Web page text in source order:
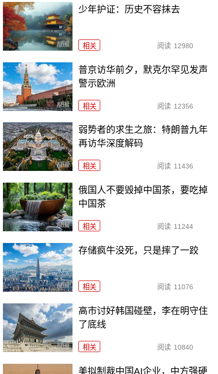
少年护证：历史不容抹去
相关 阅读 12980
普京访华前夕，默克尔罕见发声
警示欧洲
相关 阅读 12356
弱势者的求生之旅：特朗普九年
再访华深度解码
相关 阅读 11436
俄国人不要毁掉中国茶，要吃掉
中国茶
相关 阅读 11244
存储疯牛没死，只是摔了一跤
相关 阅读 11076
高市讨好韩国碰壁，李在明守住
了底线
相关 阅读 10840
美拟制裁中国AI企业，中方强硬